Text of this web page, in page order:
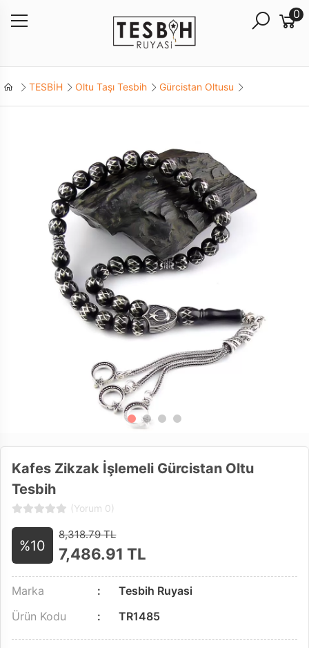
0
TESBİH Oltu Taşı Tesbih Gürcistan Oltusu
Kafes Zikzak İşlemeli Gürcistan Oltu
Tesbih
(Yorum 0)
%10
8,318.79 TL
7,486.91 TL
Marka
Tesbih Ruyasi
Ürün Kodu
TR1485